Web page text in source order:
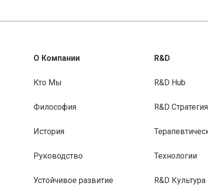
О Компании
Кто Мы
Философия
История
Руководство
Устойчивое развитие
R&D
R&D Hub
R&D Стратегия
Технологии
R&D Культура